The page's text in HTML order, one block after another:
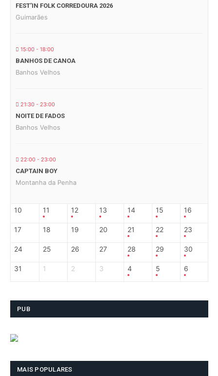
FEST’IN FOLK CORREDOURA 2026
Guimarães
15:00 - 18:00
BANHOS DE CANOA
Banhos Velhos
21:30 - 23:00
NOITE DE FADOS
Banhos Velhos
22:00 - 23:00
CAPTAIN BOY
Montanha da Penha
10 11 12 13 14 15 16
17 18 19 20 21 22 23
24 25 26 27 28 29 30
31 1 2 3 4 5 6
PUB
MAIS POPULARES